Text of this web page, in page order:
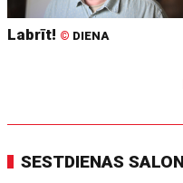
Labrīt! © DIENA
SESTDIENAS